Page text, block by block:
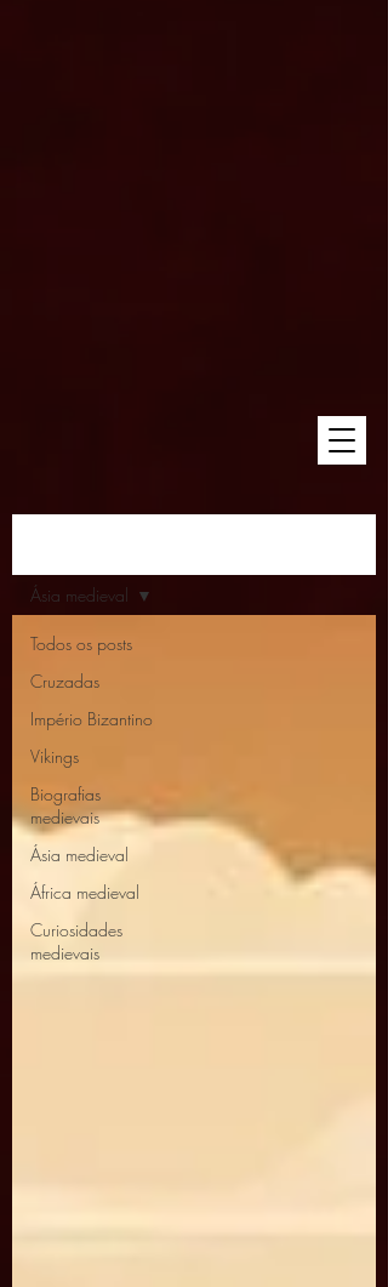
Todos os posts
Cruzadas
Império Bizantino
Vikings
Biografias
medievais
Ásia medieval
África medieval
Curiosidades
medievais
Ásia medieval